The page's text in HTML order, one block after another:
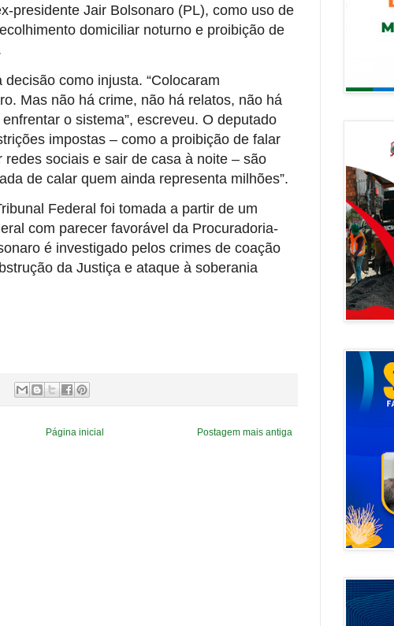
presidente Jair Bolsonaro (PL), como uso de
domiciliar noturno e proibição de
como injusta. “Colocaram
Mas não há crime, não há relatos, não há
enfrentar o sistema”, escreveu. O deputado
impostas – como a proibição de falar
sociais e sair de casa à noite – são
de calar quem ainda representa milhões”.
Federal foi tomada a partir de um
com parecer favorável da Procuradoria-
é investigado pelos crimes de coação
da Justiça e ataque à soberania
Postagem mais antiga
Página inicial